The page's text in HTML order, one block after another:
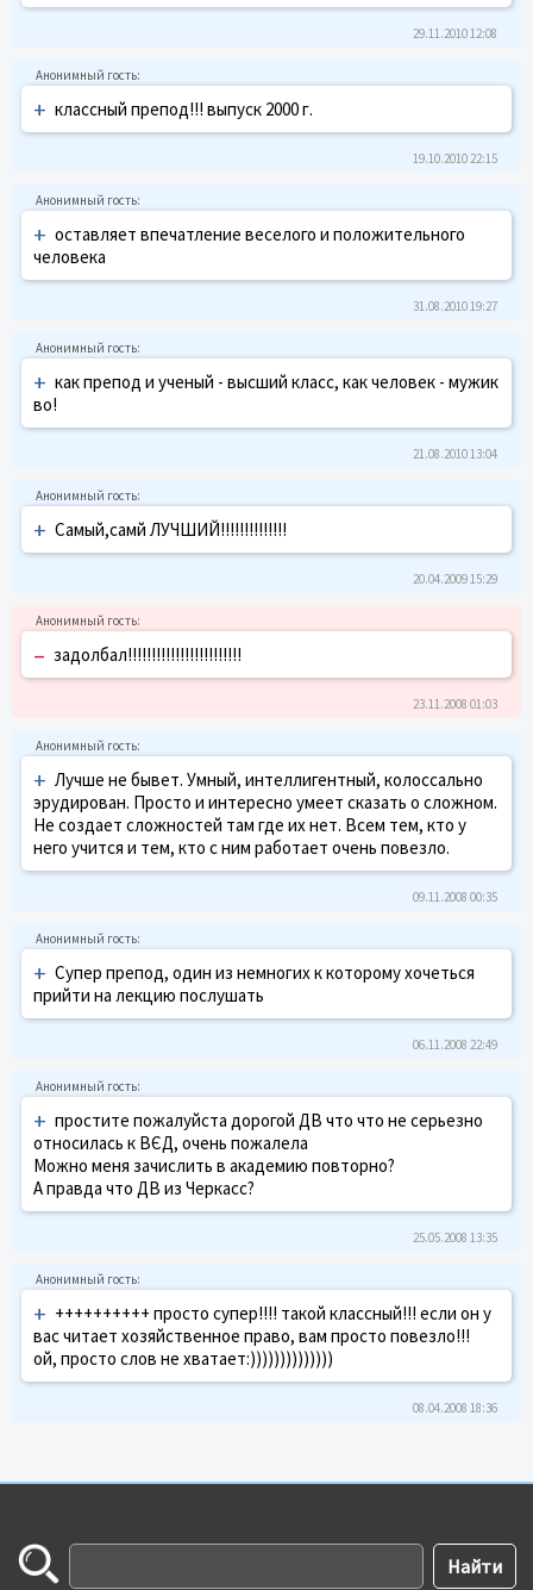
29.11.2010 12:08
+ классный препод!!! выпуск 2000 г.
19.10.2010 22:15
+ оставляет впечатление веселого и положительного
человека
31.08.2010 19:27
+ как препод и ученый - высший класс, как человек - мужик
во!
21.08.2010 13:04
+ Самый,самй ЛУЧШИЙ!!!!!!!!!!!!!!
20.04.2009 15:29
– задолбал!!!!!!!!!!!!!!!!!!!!!!!!
23.11.2008 01:03
+ Лучше не бывет. Умный, интеллигентный, колоссально
эрудирован. Просто и интересно умеет сказать о сложном.
Не создает сложностей там где их нет. Всем тем, кто у
него учится и тем, кто с ним работает очень повезло.
09.11.2008 00:35
+ Супер препод, один из немногих к которому хочеться
прийти на лекцию послушать
06.11.2008 22:49
+ простите пожалуйста дорогой ДВ что что не серьезно
относилась к ВЄД, очень пожалела
Можно меня зачислить в академию повторно?
А правда что ДВ из Черкасс?
25.05.2008 13:35
+ ++++++++++ просто супер!!!! такой классный!!! если он у
вас читает хозяйственное право, вам просто повезло!!!
ой, просто слов не хватает:))))))))))))))
08.04.2008 18:36